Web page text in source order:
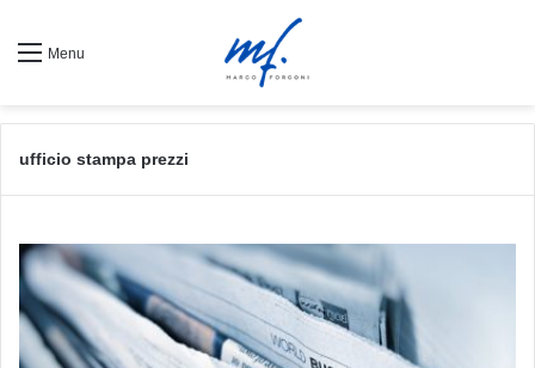
Menu
ufficio stampa prezzi